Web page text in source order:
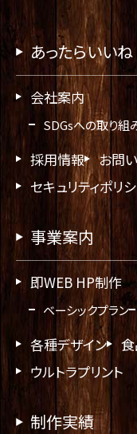
あったらいい
会社案内
SDGsへの取り組
採用情報 お問
セキュリティポリ
事業案内
即WEB HP制作
ベーシックプラン
各種デザイン
ウルトラプリント
制作実績